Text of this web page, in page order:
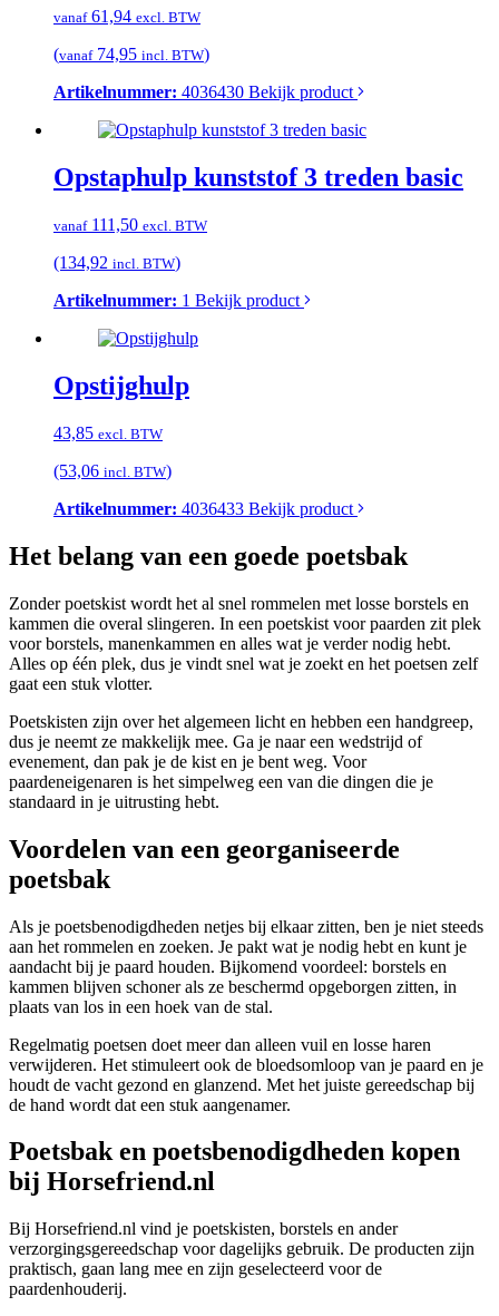
vanaf61,94 excl. BTW
(vanaf74,95 incl. BTW)
Artikelnummer: 4036430 Bekijk product
Opstaphulp kunststof 3 treden basic
vanaf111,50 excl. BTW
(134,92 incl. BTW)
Artikelnummer: 1 Bekijk product
Opstijghulp
43,85 excl. BTW
(53,06 incl. BTW)
Artikelnummer: 4036433 Bekijk product
Het belang van een goede poetsbak
Zonder poetskist wordt het al snel rommelen met losse borstels en
kammen die overal slingeren. In een poetskist voor paarden zit plek
voor borstels, manenkammen en alles wat je verder nodig hebt.
Alles op één plek, dus je vindt snel wat je zoekt en het poetsen zelf
gaat een stuk vlotter.
Poetskisten zijn over het algemeen licht en hebben een handgreep,
dus je neemt ze makkelijk mee. Ga je naar een wedstrijd of
evenement, dan pak je de kist en je bent weg. Voor
paardeneigenaren is het simpelweg een van die dingen die je
standaard in je uitrusting hebt.
Voordelen van een georganiseerde
poetsbak
Als je poetsbenodigdheden netjes bij elkaar zitten, ben je niet steeds
aan het rommelen en zoeken. Je pakt wat je nodig hebt en kunt je
aandacht bij je paard houden. Bijkomend voordeel: borstels en
kammen blijven schoner als ze beschermd opgeborgen zitten, in
plaats van los in een hoek van de stal.
Regelmatig poetsen doet meer dan alleen vuil en losse haren
verwijderen. Het stimuleert ook de bloedsomloop van je paard en je
houdt de vacht gezond en glanzend. Met het juiste gereedschap bij
de hand wordt dat een stuk aangenamer.
Poetsbak en poetsbenodigdheden kopen
bij Horsefriend.nl
Bij Horsefriend.nl vind je poetskisten, borstels en ander
verzorgingsgereedschap voor dagelijks gebruik. De producten zijn
praktisch, gaan lang mee en zijn geselecteerd voor de
paardenhouderij.